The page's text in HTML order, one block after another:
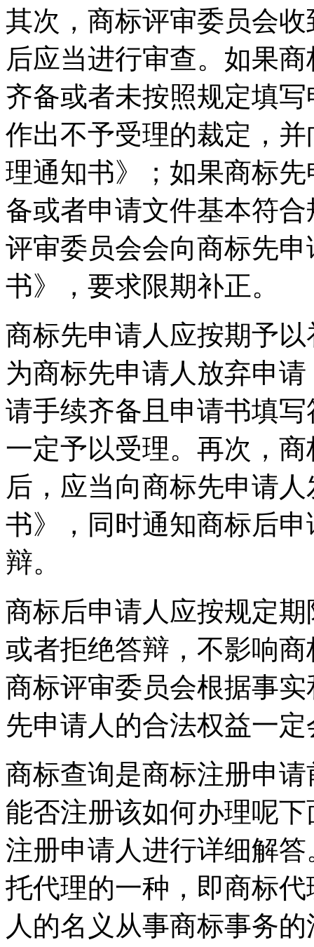
其次，商标评审委员会
后应当进行审查。如果
齐备或者未按照规定填
作出不予受理的裁定，
理通知书》；如果商标
备或者申请文件基本符
评审委员会会向商标先
书》，要求限期补正。
商标先申请人应按期予
为商标先申请人放弃申
请手续齐备且申请书填
一定予以受理。再次，
后，应当向商标先申请
书》，同时通知商标后
辩。
商标后申请人应按规定
或者拒绝答辩，不影响
商标评审委员会根据事
先申请人的合法权益一
商标查询是商标注册申
能否注册该如何办理呢
注册申请人进行详细解
托代理的一种，即商标
人的名义从事商标事务